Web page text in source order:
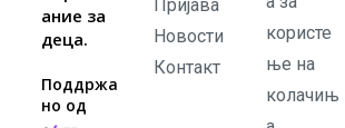
ание за
деца.
Поддржа
но од
Пријава
Новости
Контакт
користе
ње на
колачињ